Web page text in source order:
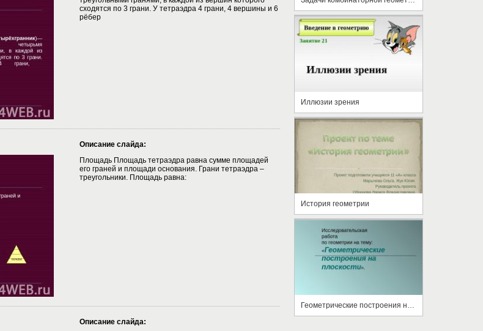
сходятся по 3 грани. У тетраэдра 4 грани, 4 вершины и 6
рёбер
Описание слайда:
Площадь Площадь тетраэдра равна сумме площадей
его граней и площади основания. Грани тетраэдра –
треугольники. Площадь равна:
Описание слайда:
Иллюзии зрения
История геометрии
Геометрические построения на плоскости